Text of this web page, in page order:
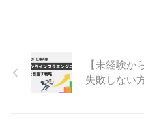
【未経験か
失敗しない